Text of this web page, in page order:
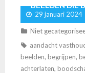
BEELDEN DIE
29 januari 2024
Niet
aandacht
beelden, begrijpen,
achterlaten,